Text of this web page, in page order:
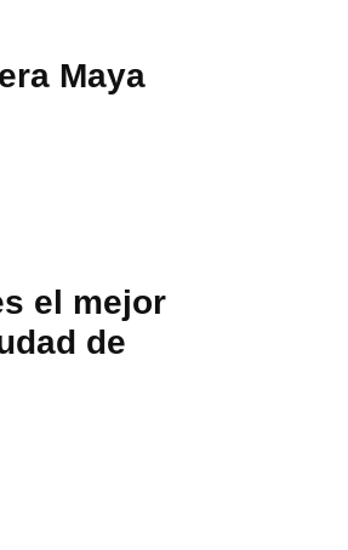
Maya
el mejor
de